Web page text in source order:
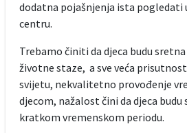
dodatna pojašnjenja ista pogledati
centru.
Trebamo činiti da djeca budu
životne staze, a sve veća
svijetu, nekvalitetno provođenje
djecom, nažalost čini da djeca budu
kratkom vremenskom periodu.